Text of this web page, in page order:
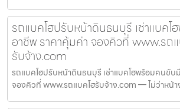
รถแบคโฮปรับหน้าดินธนบุรี เช่าแบค
อาชีพ ราคาคุ้มค่า จองคิวที่ www.รถ
รับจ้าง.com
รถแบคโฮปรับหน้าดินธนบุรี เช่าแบคโฮพร้อมคนขับ
จองคิวที่ www.รถแบคโฮรับจ้าง.com — ไม่ว่าหน้า